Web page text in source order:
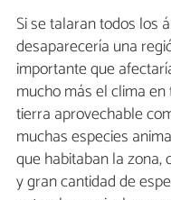
Si se talaran todos los
desaparecería una
importante que
mucho más el clima
tierra aprovechable
muchas especies
que habitaban la zona,
y gran cantidad de